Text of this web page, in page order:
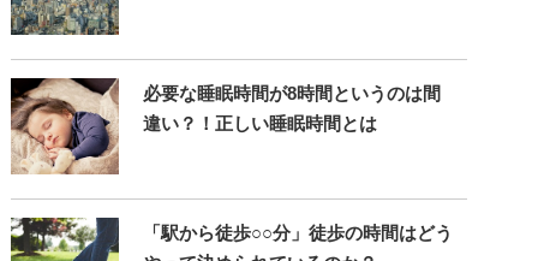
必要な睡眠時間が8時間というのは間
違い？！正しい睡眠時間とは
「駅から徒歩○○分」徒歩の時間はどう